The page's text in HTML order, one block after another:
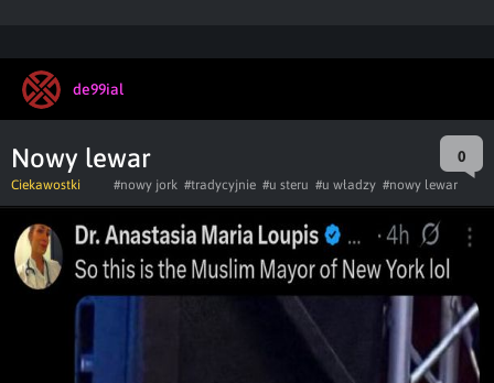
de99ial
Nowy lewar 0
Ciekawostki #nowy jork #tradycyjnie #u steru #u władzy #nowy lewar